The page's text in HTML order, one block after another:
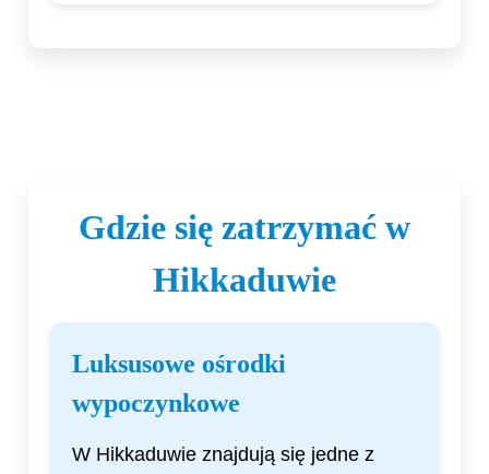
Gdzie się zatrzymać w
Hikkaduwie
Luksusowe ośrodki
wypoczynkowe
W Hikkaduwie znajdują się jedne z